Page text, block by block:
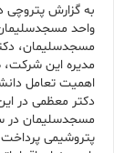
به گزارش پتروچی
واحد
مسجدسلیمان،
مدیره این
اهمیت تعامل
دکتر معظمی در
مسجدسلیمان در
پتروشیمی